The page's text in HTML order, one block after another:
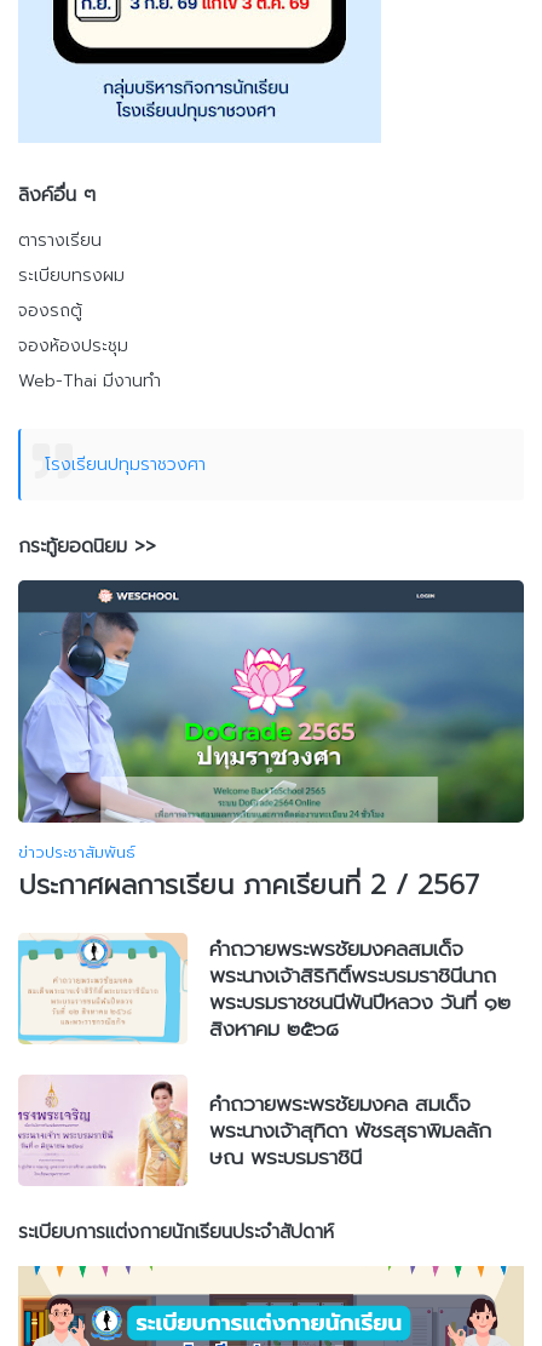
ลิงค์อื่น ๆ
ตารางเรียน
ระเบียบทรงผม
จองรถตู้
จองห้องประชุม
Web-Thai มีงานทำ
โรงเรียนปทุมราชวงศา
กระทู้ยอดนิยม >>
ข่าวประชาสัมพันธ์
ประกาศผลการเรียน ภาคเรียนที่ 2 / 2567
คำถวายพระพรชัยมงคลสมเด็จ
พระนางเจ้าสิริกิติ์พระบรมราชินีนาถ
พระบรมราชชนนีพันปีหลวง วันที่ ๑๒
สิงหาคม ๒๕๖๘
คำถวายพระพรชัยมงคล สมเด็จ
พระนางเจ้าสุทิดา พัชรสุธาพิมลลัก
ษณ พระบรมราชินี
ระเบียบการแต่งกายนักเรียนประจำสัปดาห์